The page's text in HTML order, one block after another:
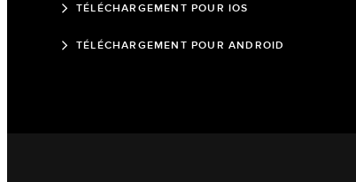
TÉLÉCHARGEMENT POUR IOS
TÉLÉCHARGEMENT POUR ANDROID